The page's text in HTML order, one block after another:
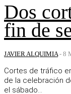
Dos
fin de
JAVIER ALQUIMIA - 8
Cortes de tráfico
de la celebración
el sábado...